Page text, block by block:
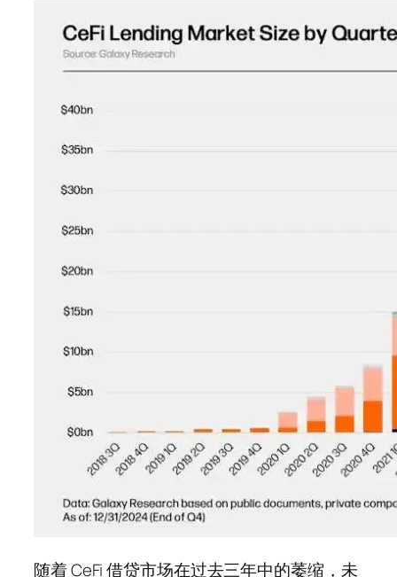
随着 CeFi 借贷市场在过去三年中的萎缩，未